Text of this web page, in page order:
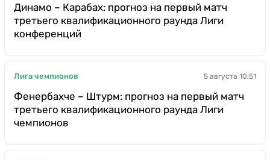
Динамо – Карабах: прогноз на первый матч
третьего квалификационного раунда Лиги
конференций
Лига чемпионов 5 августа 10:51
Фенербахче – Штурм: прогноз на первый матч
третьего квалификационного раунда Лиги
чемпионов